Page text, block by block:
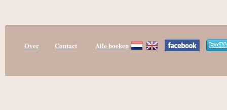
Over Contact Alle boeken